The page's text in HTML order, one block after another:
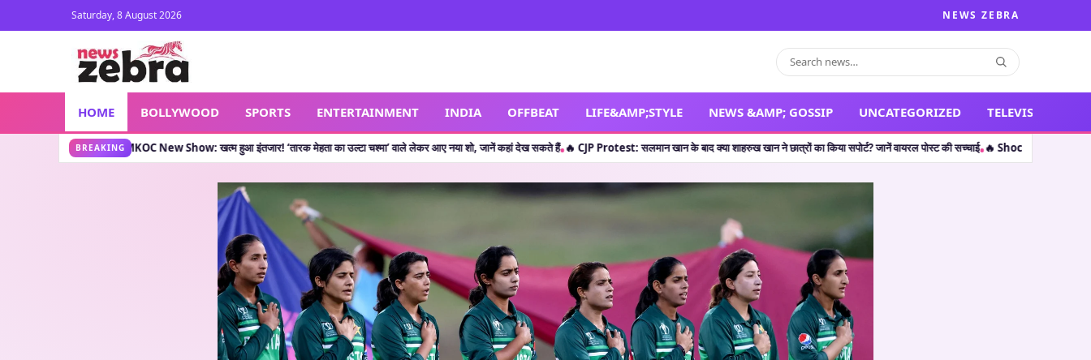
Saturday, 8 August 2026 NEWS ZEBRA
HOME BOLLYWOOD SPORTS ENTERTAINMENT INDIA OFFBEAT LIFE&AMP;STYLE NEWS &AMP; GOSSIP UNCATEGORIZED TELEVISION
BREAKING
TMKOC New Show: खत्म हुआ इंतजार! ‘तारक मेहता का उल्टा चश्मा’ वाले लेकर आए नया शो, जानें कहां देख सकते हैं•🔥 CJP Protest: सलमान खान के बाद क्या शाहरुख खान ने छात्रों का किया सपोर्ट? जानें वायरल पोस्ट की सच्चाई•🔥 Shocking Retirement: थलपति विजय ही